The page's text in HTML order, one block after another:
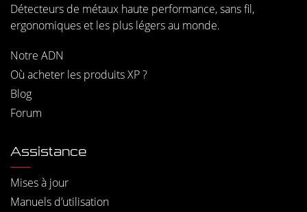
Détecteurs de métaux haute performance, sans fil,
ergonomiques et les plus légers au monde.
Notre ADN
Où acheter les produits XP ?
Blog
Forum
Assistance
Mises à jour
Manuels d’utilisation